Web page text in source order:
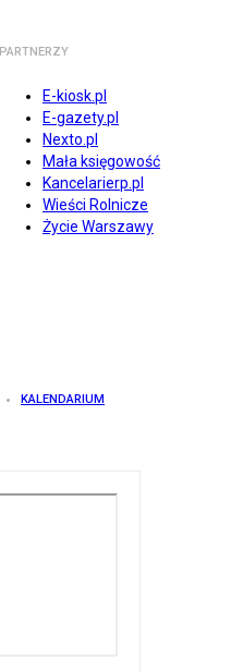
PARTNERZY
E-kiosk.pl
E-gazety.pl
Nexto.pl
Mała księgowość
Kancelarierp.pl
Wieści Rolnicze
Życie Warszawy
KALENDARIUM